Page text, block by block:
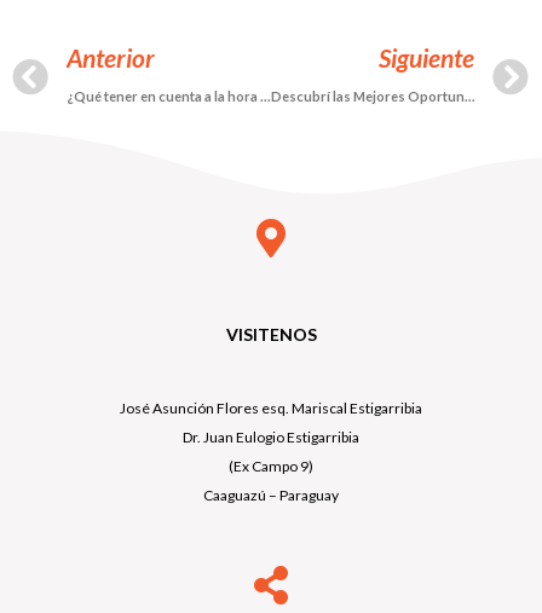
Anterior
¿Qué tener en cuenta a la hora de elegir un terreno?
Siguiente
Descubrí las Mejores Oportunidades de Inversión en Terrenos para lo que resta del 2024
VISITENOS
José Asunción Flores esq. Mariscal Estigarribia
Dr. Juan Eulogio Estigarribia
(Ex Campo 9)
Caaguazú – Paraguay